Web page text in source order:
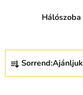
Hálószoba
T
r
Sorrend:Ajánljuk